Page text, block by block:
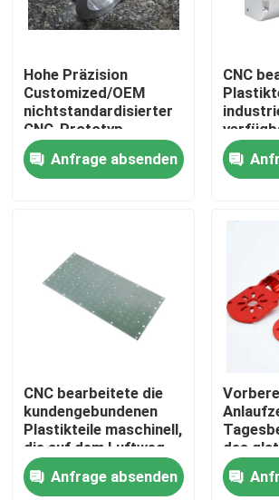
Produkte
VR Show
Über uns
Qualitätskontrolle
Treten Sie mit uns in Verbindung
Fälle
Präzision cnc bearbeitete Teile
Hohe Präzision
Customized/OEM
nichtstandardisierter
CNC-Prototyp-
Bearbeitungsteil
Anfrage absenden
CNC
OEM/
CNC bearbeitete die
kundengebundenen
Plastikteile maschinell,
die auf dem Luftweg
geliefert wurden
Anfrage absenden
des
OEM/